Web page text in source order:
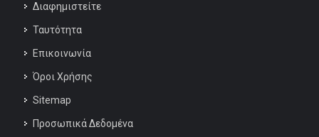
Διαφημιστείτε
Ταυτότητα
Επικοινωνία
Όροι Χρήσης
Sitemap
Προσωπικά Δεδομένα